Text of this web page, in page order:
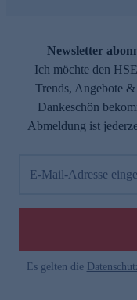
Newsletter
Ich möchte den
Trends, Angebote
Dankeschön
Abmeldung ist
E-Mail-Adresse
Es gelten die